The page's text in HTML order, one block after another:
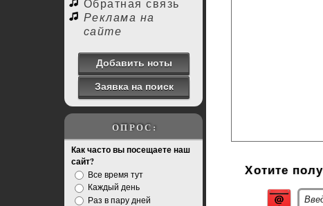
Обратная связь
Реклама на
сайте
Добавить ноты
Заявка на поиск
ОПРОС:
Как часто вы посещаете наш
сайт?
Все время тут
Каждый день
Раз в пару дней
Хотите